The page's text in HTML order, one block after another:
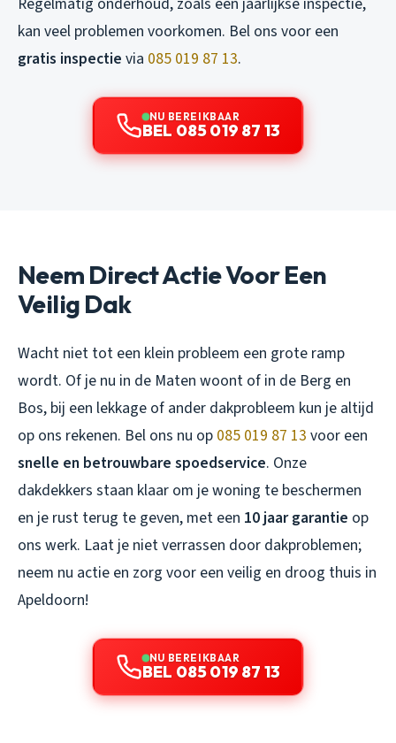
kan veel problemen voorkomen. Bel ons voor een
gratis inspectie via 085 019 87 13.
NU BEREIKBAAR
BEL 085 019 87 13
Neem Direct Actie Voor Een
Veilig Dak
Wacht niet tot een klein probleem een grote ramp
wordt. Of je nu in de Maten woont of in de Berg en
Bos, bij een lekkage of ander dakprobleem kun je altijd
op ons rekenen. Bel ons nu op 085 019 87 13 voor een
snelle en betrouwbare spoedservice. Onze
dakdekkers staan klaar om je woning te beschermen
en je rust terug te geven, met een 10 jaar garantie op
ons werk. Laat je niet verrassen door dakproblemen;
neem nu actie en zorg voor een veilig en droog thuis in
Apeldoorn!
NU BEREIKBAAR
BEL 085 019 87 13